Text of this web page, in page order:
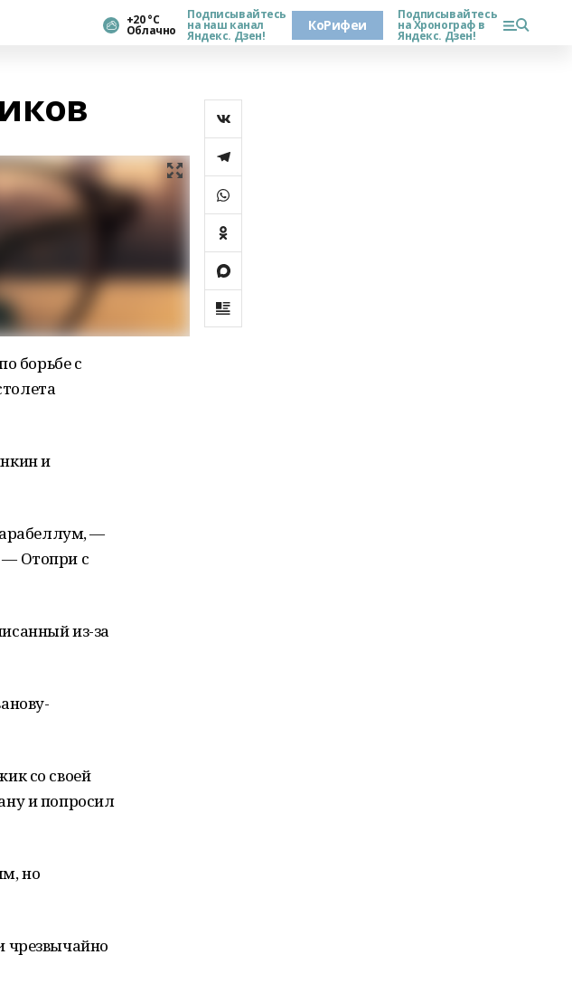
+20 °С
Облачно
Подписывайтесь
на наш канал
Яндекс. Дзен!
КоРифеи
Подписывайтесь
на Хронограф в
Яндекс. Дзен!
борьбе с
и
—
— Отопри с
из-за
со своей
и попросил
но
чрезвычайно